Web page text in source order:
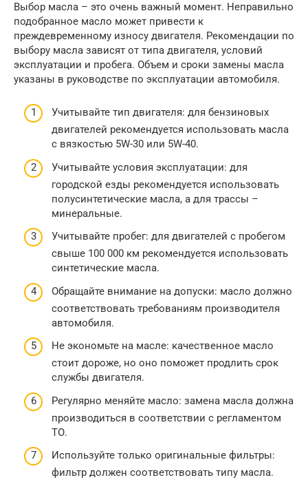
Выбор масла – это очень важный момент. Неправильно
подобранное масло может привести к
преждевременному износу двигателя. Рекомендации по
выбору масла зависят от типа двигателя, условий
эксплуатации и пробега. Объем и сроки замены масла
указаны в руководстве по эксплуатации автомобиля.
Учитывайте тип двигателя: для бензиновых
двигателей рекомендуется использовать масла
с вязкостью 5W-30 или 5W-40.
Учитывайте условия эксплуатации: для
городской езды рекомендуется использовать
полусинтетические масла, а для трассы –
минеральные.
Учитывайте пробег: для двигателей с пробегом
свыше 100 000 км рекомендуется использовать
синтетические масла.
Обращайте внимание на допуски: масло должно
соответствовать требованиям производителя
автомобиля.
Не экономьте на масле: качественное масло
стоит дороже, но оно поможет продлить срок
службы двигателя.
Регулярно меняйте масло: замена масла должна
производиться в соответствии с регламентом
ТО.
Используйте только оригинальные фильтры:
фильтр должен соответствовать типу масла.